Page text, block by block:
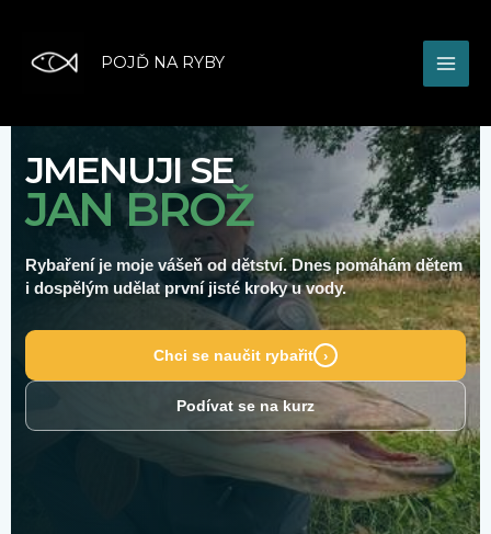
obsah
POJĎ NA RYBY
JMENUJI SE
JAN BROŽ
Rybaření je moje vášeň od dětství. Dnes pomáhám dětem
i dospělým udělat první jisté kroky u vody.
Chci se naučit rybařit ›
Podívat se na kurz